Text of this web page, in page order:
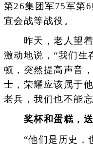
第26集团军75军第
宜会战等战役。
昨天，老人望着
激动地说，“我们生
顿，突然提高声音
士，荣耀应该属于
老兵，我们也不能
奖杯和蛋糕，送
“他们是历史，